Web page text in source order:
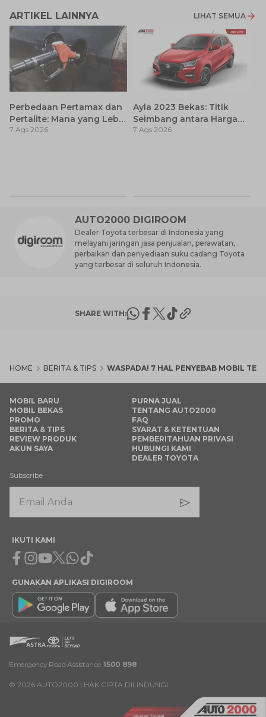
ARTIKEL LAINNYA LIHAT SEMUA
Perbedaan Pertamax dan
Pertalite: Mana yang Lebih
Baik untuk Mobil Toyota
7 Ags 2026
Ayla 2023 Bekas: Titik
Seimbang antara Harga
dan Pembaruan Teknologi
7 Ags 2026
AUTO2000 DIGIROOM
Dealer Toyota terbesar di Indonesia yang
melayani jaringan jasa penjualan, perawatan,
perbaikan dan penyediaan suku cadang Toyota
yang terbesar di seluruh Indonesia.
SHARE WITH:
HOME BERITA & TIPS WASPADA! 7 HAL PENYEBAB MOBIL
MOBIL BARU
MOBIL BEKAS
PROMO
BERITA & TIPS
REVIEW PRODUK
AKUN SAYA
PURNA JUAL
TENTANG AUTO2000
FAQ
SYARAT & KETENTUAN
PEMBERITAHUAN PRIVASI
HUBUNGI KAMI
DEALER TOYOTA
Subscribe
IKUTI KAMI
Facebook
Instagram
Youtube
X Whatsapp
Tiktok
GUNAKAN APLIKASI DIGIROOM
Emergency Road Assistance 1500 898
© 2026 AUTO2000 | HAK CIPTA DILINDUNGI